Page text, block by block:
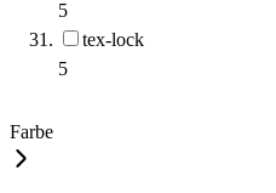
5
tex-lock
5
Farbe